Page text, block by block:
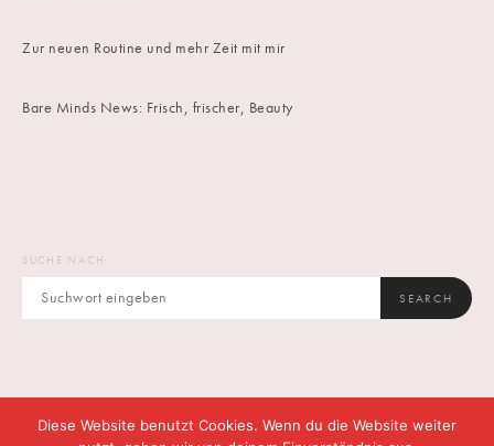
Zur neuen Routine und mehr Zeit mit mir
Bare Minds News: Frisch, frischer, Beauty
SUCHE NACH:
SEARCH
DATENSCHUTZ CONTACT
Diese Website benutzt Cookies. Wenn du die Website weiter